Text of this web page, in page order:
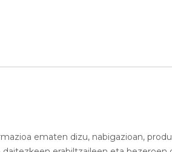
ematen dizu, nabigazioan,